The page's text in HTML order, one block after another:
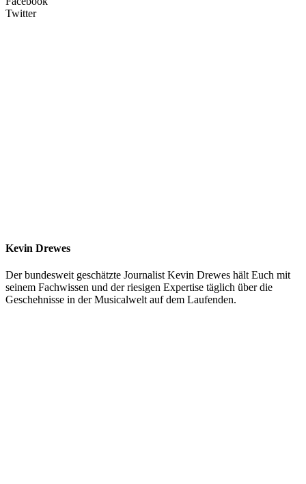
Twitter
Kevin Drewes
Der bundesweit geschätzte Journalist Kevin Drewes hält Euch mit
seinem Fachwissen und der riesigen Expertise täglich über die
Geschehnisse in der Musicalwelt auf dem Laufenden.